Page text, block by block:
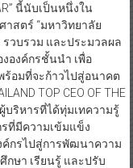
นี้นับเป็นหนึ่งใน
สตร์ “มหาวิทยาลัย
รวบรวม และประมวลผล
องค์กรชั้นนำ เพื่อ
ร้อมที่จะก้าวไปสู่อนาคต
TOP CEO OF THE
บริหารที่ได้ทุ่มเทความรู้
ที่มีความเข้มแข็ง
ค์กรไปสู่การพัฒนาความ
กษา เรียนรู้ และปรับ